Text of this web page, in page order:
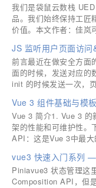
我们是袋鼠云数栈
品。我们始终保持工匠
价值。本文作者：佳岚
JS 监听用户页面访
前言最近在做安全方面
面的时候，发送对应的
init 的时候发送一次，
Vue 3 组件基础与模
Vue 3 简介1. Vue 3 的
架的性能和可维护性。
API：这是Vue 3中最
vue3 快速入门系列
Piniavue3 状态管理这
Composition API，但